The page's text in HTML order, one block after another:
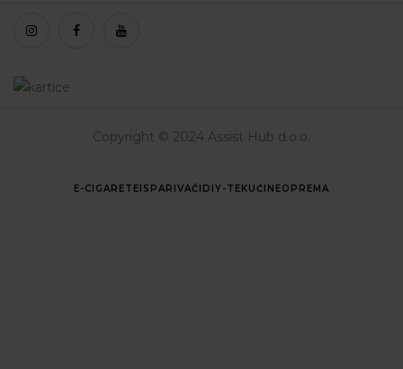
Copyright © 2024 Assist Hub d.o.o.
E-CIGARETEISPARIVAČI DIY-TEKUĆINEOPREMA